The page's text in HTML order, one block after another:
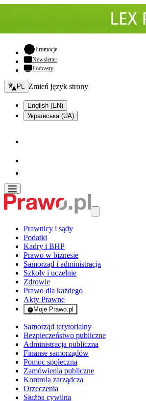
Promocje- otwiera się w nowej karcie
Newsletter
Podcasty
Zmień język - bieżący:
PL Zmień język strony
English (EN)
Українська (UA)
Prawnicy i sądy
Podatki
Kadry i BHP
Prawo w biznesie
Samorząd i administracja
Szkoły i uczelnie
Zdrowie
Prawo dla każdego
Akty Prawne
Moje Prawo.pl
- rejestracja i logowanie do serwisu
Samorząd terytorialny
Bezpieczeństwo publiczne
Administracja publiczna
Finanse samorządów
Pomoc społeczna
Zamówienia publiczne
Kontrola zarządcza
Orzeczenia
Służba cywilna